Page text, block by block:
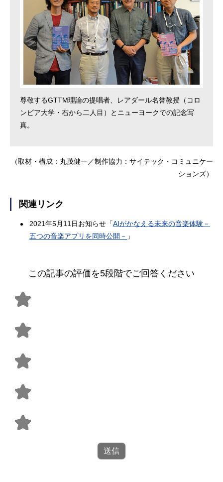
尊敬するGTTM理論の提唱者、レアダール名誉教授（コロ
ンビア大学・右から二人目）とニューヨークでの記念写
真。
（取材・構成：丸茂健一／制作協力：サイテック・コミュニケー
ションズ）
関連リンク
2021年5月11日お知らせ「AIがかなえる未来の音楽体験－
五つの音楽アプリを同時公開－ 」
この記事の評価を5段階でご回答ください
送信